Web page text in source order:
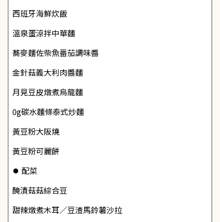
西班牙海鮮炊飯
溫泉蛋涼拌中華麵
蕎麥麵佐柴魚番茄調味醬
金針菇義大利肉醬麵
月見豆皮燉煮烏龍麵
0g碳水麵條泰式炒麵
黃豆粉大阪燒
黃豆粉可麗餅
⏺ 配菜
醃漬菇菇綜合豆
甜辣燉煮木耳／豆渣馬鈴薯沙拉